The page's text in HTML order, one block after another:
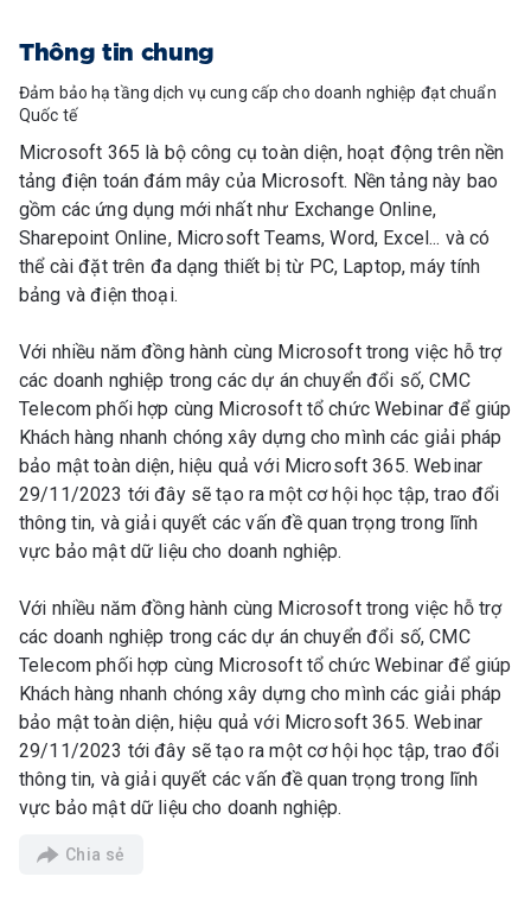
Thông tin chung
Đảm bảo hạ tầng dịch vụ cung cấp cho doanh nghiệp đạt chuẩn
Quốc tế
Microsoft 365 là bộ công cụ toàn diện, hoạt động trên nền
tảng điện toán đám mây của Microsoft. Nền tảng này bao
gồm các ứng dụng mới nhất như Exchange Online,
Sharepoint Online, Microsoft Teams, Word, Excel... và có
thể cài đặt trên đa dạng thiết bị từ PC, Laptop, máy tính
bảng và điện thoại.
Với nhiều năm đồng hành cùng Microsoft trong việc hỗ trợ
các doanh nghiệp trong các dự án chuyển đổi số, CMC
Telecom phối hợp cùng Microsoft tổ chức Webinar để giúp
Khách hàng nhanh chóng xây dựng cho mình các giải pháp
bảo mật toàn diện, hiệu quả với Microsoft 365. Webinar
29/11/2023 tới đây sẽ tạo ra một cơ hội học tập, trao đổi
thông tin, và giải quyết các vấn đề quan trọng trong lĩnh
vực bảo mật dữ liệu cho doanh nghiệp.
Với nhiều năm đồng hành cùng Microsoft trong việc hỗ trợ
các doanh nghiệp trong các dự án chuyển đổi số, CMC
Telecom phối hợp cùng Microsoft tổ chức Webinar để giúp
Khách hàng nhanh chóng xây dựng cho mình các giải pháp
bảo mật toàn diện, hiệu quả với Microsoft 365. Webinar
29/11/2023 tới đây sẽ tạo ra một cơ hội học tập, trao đổi
thông tin, và giải quyết các vấn đề quan trọng trong lĩnh
vực bảo mật dữ liệu cho doanh nghiệp.
Chia sẻ